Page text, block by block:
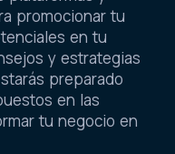
promocionar tu
en tu
y estrategias
preparado
en las
tu negocio en